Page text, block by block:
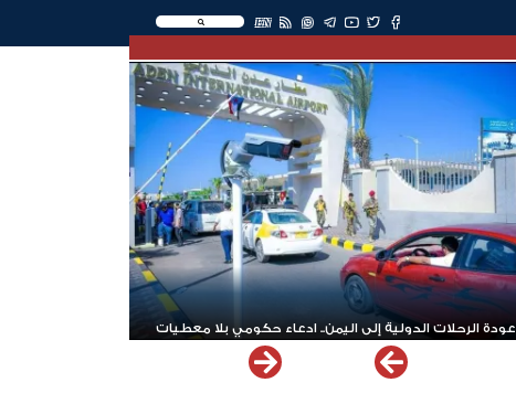
EN
عودة الرحلات الدولية إلى اليمن.. ادعاء حكومي بلا معطيات